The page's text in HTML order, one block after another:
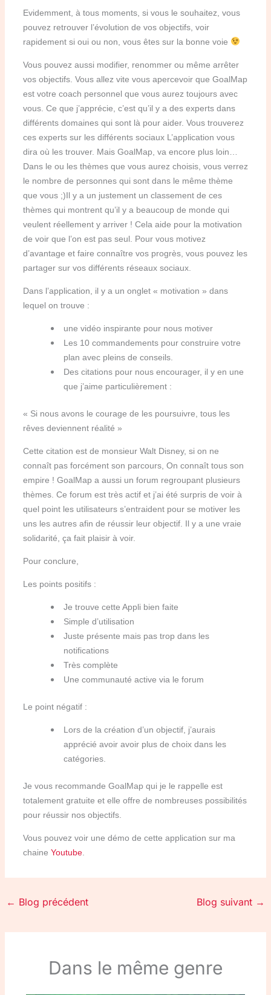
Evidemment, à tous moments, si vous le souhaitez, vous
pouvez retrouver l’évolution de vos objectifs, voir
rapidement si oui ou non, vous êtes sur la bonne voie
Vous pouvez aussi modifier, renommer ou même arrêter
vos objectifs. Vous allez vite vous apercevoir que GoalMap
est votre coach personnel que vous aurez toujours avec
vous. Ce que j’apprécie, c’est qu’il y a des experts dans
différents domaines qui sont là pour aider. Vous trouverez
ces experts sur les différents sociaux L’application vous
dira où les trouver. Mais GoalMap, va encore plus loin…
Dans le ou les thèmes que vous aurez choisis, vous verrez
le nombre de personnes qui sont dans le même thème
que vous ;)Il y a un justement un classement de ces
thèmes qui montrent qu’il y a beaucoup de monde qui
veulent réellement y arriver ! Cela aide pour la motivation
de voir que l’on est pas seul.
Pour vous motivez
d’avantage et faire connaître vos progrès, vous pouvez les
partager sur vos différents réseaux sociaux.
Dans l’application, il y a un onglet « motivation » dans
lequel on trouve :
une vidéo inspirante pour nous motiver
Les 10 commandements pour construire votre
plan avec pleins de conseils.
Des citations pour nous encourager, il y en une
que j’aime particulièrement :
« Si nous avons le courage de les poursuivre, tous les
rêves deviennent réalité »
Cette citation est de monsieur Walt Disney, si on ne
connaît pas forcément son parcours, On connaît tous son
empire ! GoalMap a aussi un forum regroupant plusieurs
thèmes. Ce forum est très actif et j’ai été surpris de voir à
quel point les utilisateurs s’entraident pour se motiver les
uns les autres afin de réussir leur objectif. Il y a une vraie
solidarité, ça fait plaisir à voir.
Pour conclure,
Les points positifs :
Je trouve cette Appli bien faite
Simple d’utilisation
Juste présente mais pas trop dans les
notifications
Très complète
Une communauté active via le forum
Le point négatif :
Lors de la création d’un objectif, j’aurais
apprécié avoir avoir plus de choix dans les
catégories.
Je vous recommande GoalMap qui je le rappelle est
totalement gratuite et elle offre de nombreuses possibilités
pour réussir nos objectifs.
Vous pouvez voir une démo de cette application sur ma
chaine Youtube.
← Blog précédent Blog suivant →
Dans le même genre